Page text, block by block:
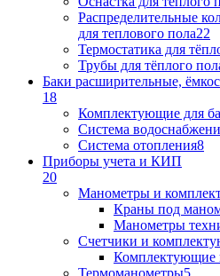
Распределительные
для теплового пола22
Термостатика для
Трубы для тёплого
Баки расширительные,
18
Комплектующие для
Система
Система отопления8
Приборы учета и КИП
20
Манометры и
Краны под
Манометры
Счетчики и
Комплектующие